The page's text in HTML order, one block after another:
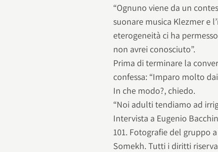
“Ognuno viene da un
suonare musica Klezmer e
eterogeneità ci ha
non avrei conosciuto”.
Prima di terminare la
confessa: “Imparo molto
In che modo?, chiedo.
“Noi adulti tendiamo ad
Intervista a Eugenio
101. Fotografie del gruppo
Somekh. Tutti i diritti